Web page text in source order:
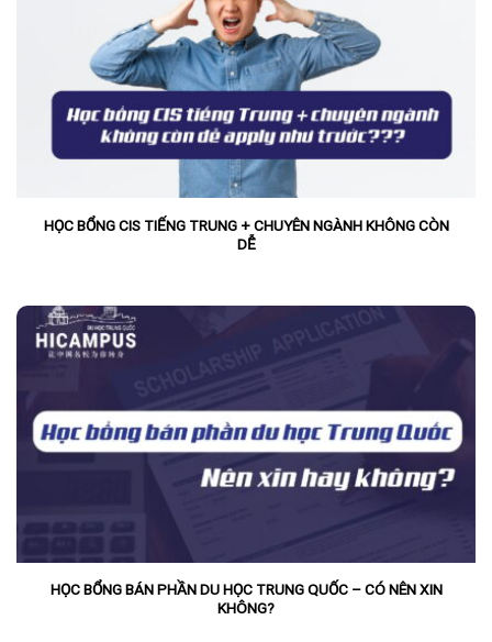
HỌC BỔNG CIS TIẾNG TRUNG + CHUYÊN NGÀNH KHÔNG CÒN
DỄ
HỌC BỔNG BÁN PHẦN DU HỌC TRUNG QUỐC – CÓ NÊN XIN
KHÔNG?